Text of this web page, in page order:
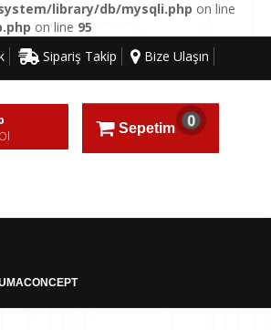
library/db/mysqli.php on line
on line 95
Sipariş Takip Bize Ulaşın
Sepetim 0